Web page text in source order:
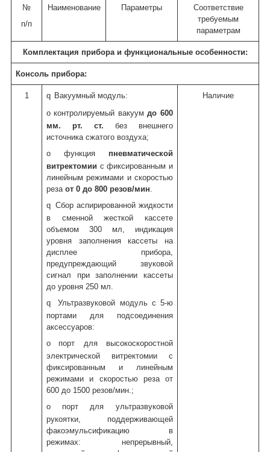
№
п/п
Наименование Параметры
Соответствие
требуемым
параметрам
Комплектация прибора и функциональные особенности:
Консоль прибора:
1 q Вакуумный модуль:
o контролируемый вакуумдо 600
мм. рт. ст. без внешнего
источника сжатого воздуха;
o
функция пневматической
витректомии с фиксированным и
линейным режимами и скоростью
резаот 0 до 800 резов/мин
q Сбор аспирированной жидкости
в сменной жесткой кассете
объемом 300 мл, индикация
уровня заполнения кассеты на
дисплее прибора,
предупреждающий звуковой
сигнал при заполнении кассеты
до уровня 250 мл.
q
Ультразвуковой модуль c 5-ю
портами для подсоединения
аксессуаров:
o
порт для высокоскоростной
электрической витректомии с
фиксированным и линейным
режимами и скоростью реза от
600 до 1500 резов/мин.;
o
порт для ультразвуковой
рукоятки, поддерживающей
факоэмульсификацию в
режимах: непрерывный,
Наличие